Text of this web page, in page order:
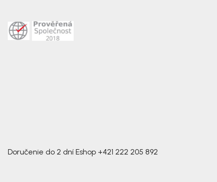
Doručenie do 2 dní Eshop +421 222 205 892